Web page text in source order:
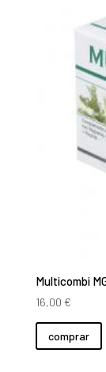
Multicombi
16,00 €
comprar